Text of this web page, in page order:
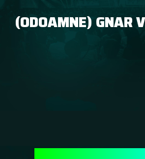
(ODOAMNE) GNAR